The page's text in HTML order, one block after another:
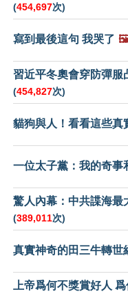
(454,697次)
寫到最後這句 我哭了
習近平冬奧會穿防彈服
(454,827次)
貓狗與人！看看這些真
一位太子黨：我的奇事
驚人內幕：中共諜海最
(389,011次)
真實神奇的田三牛轉世
上帝爲何不獎賞好人